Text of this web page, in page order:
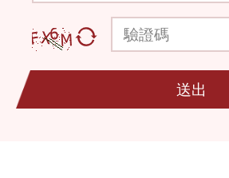
驗證碼
送出